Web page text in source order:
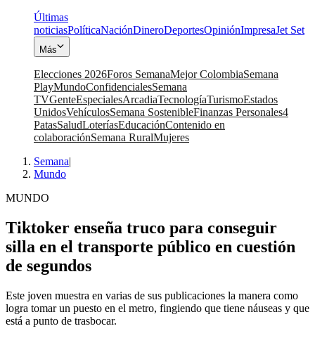
Últimas
noticiasPolíticaNaciónDineroDeportesOpiniónImpresaJet Set
Más
Elecciones 2026Foros SemanaMejor ColombiaSemana
PlayMundoConfidencialesSemana
TVGenteEspecialesArcadiaTecnologíaTurismoEstados
UnidosVehículosSemana SostenibleFinanzas Personales4
PatasSaludLoteríasEducaciónContenido en
colaboraciónSemana RuralMujeres
Semana|
Mundo
MUNDO
Tiktoker enseña truco para conseguir
silla en el transporte público en cuestión
de segundos
Este joven muestra en varias de sus publicaciones la manera como
logra tomar un puesto en el metro, fingiendo que tiene náuseas y que
está a punto de trasbocar.